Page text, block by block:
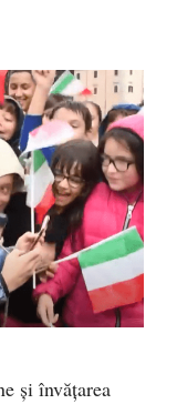
și învățarea